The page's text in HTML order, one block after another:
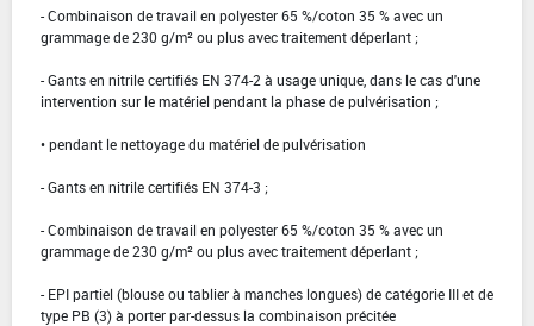
- Combinaison de travail en polyester 65 %/coton 35 % avec un
grammage de 230 g/m² ou plus avec traitement déperlant ;
- Gants en nitrile certifiés EN 374-2 à usage unique, dans le cas d'une
intervention sur le matériel pendant la phase de pulvérisation ;
• pendant le nettoyage du matériel de pulvérisation
- Gants en nitrile certifiés EN 374-3 ;
- Combinaison de travail en polyester 65 %/coton 35 % avec un
grammage de 230 g/m² ou plus avec traitement déperlant ;
- EPI partiel (blouse ou tablier à manches longues) de catégorie III et de
type PB (3) à porter par-dessus la combinaison précitée